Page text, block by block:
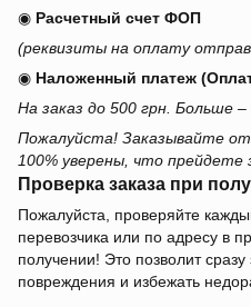
◉ Расчетный счет ФОП
(реквизиты на оплату
◉ Наложенный платеж
На заказ до 500 грн. Больше
Пожалуйста! Заказывайте
100% уверены, что прейдете
Проверка заказа при
Пожалуйста, проверяйте
перевозчика или по адресу в
получении! Это позволит
повреждения и избежать